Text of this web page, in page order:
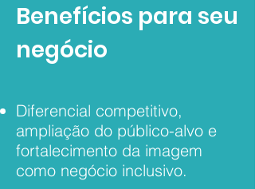
Benefícios para seu
negócio
Diferencial competitivo,
ampliação do público-alvo e
fortalecimento da imagem
como negócio inclusivo.